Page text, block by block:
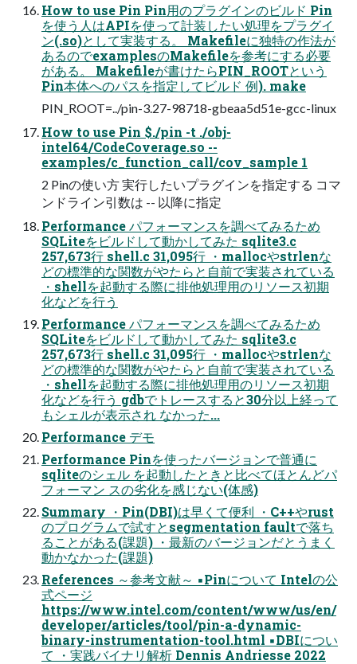
How to use Pin Pin用のプラグインのビルド Pin
を使う人はAPIを使って計装したい処理をプラグイ
ン(.so)として実装する。 Makefileに独特の作法が
あるのでexamplesのMakefileを参考にする必要
がある。 Makefileが書けたらPIN_ROOTという
Pin本体へのパスを指定してビルド 例). make
PIN_ROOT=../pin-3.27-98718-gbeaa5d51e-gcc-linux
How to use Pin $./pin -t ./obj-
intel64/CodeCoverage.so --
examples/c_function_call/cov_sample 1
2 Pinの使い方 実行したいプラグインを指定する コマ
ンドライン引数は -- 以降に指定
Performance パフォーマンスを調べてみるため
SQLiteをビルドして動かしてみた sqlite3.c
257,673行 shell.c 31,095行 ・mallocやstrlenな
どの標準的な関数がやたらと自前で実装されている
・shellを起動する際に排他処理用のリソース初期
化などを行う
Performance パフォーマンスを調べてみるため
SQLiteをビルドして動かしてみた sqlite3.c
257,673行 shell.c 31,095行 ・mallocやstrlenな
どの標準的な関数がやたらと自前で実装されている
・shellを起動する際に排他処理用のリソース初期
化などを行う gdbでトレースすると30分以上経って
もシェルが表示され なかった...
Performance デモ
Performance Pinを使ったバージョンで普通に
sqliteのシェル を起動したときと比べてほとんどパ
フォーマン スの劣化を感じない(体感)
Summary ・Pin(DBI)は早くて便利 ・C++やrust
のプログラムで試すとsegmentation faultで落ち
ることがある(課題) ・最新のバージョンだとうまく
動かなかった(課題)
References ～参考文献～ ▪Pinについて Intelの公
式ページ
https://www.intel.com/content/www/us/en/
developer/articles/tool/pin-a-dynamic-
binary-instrumentation-tool.html ▪DBIについ
て ・実践バイナリ解析 Dennis Andriesse 2022